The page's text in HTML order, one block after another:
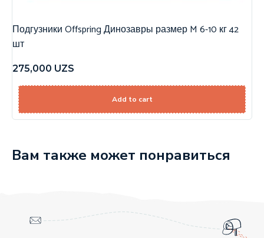
Подгузники Offspring Динозавры размер M 6-10 кг 42
шт
275,000 UZS
Add to cart
Вам также может понравиться